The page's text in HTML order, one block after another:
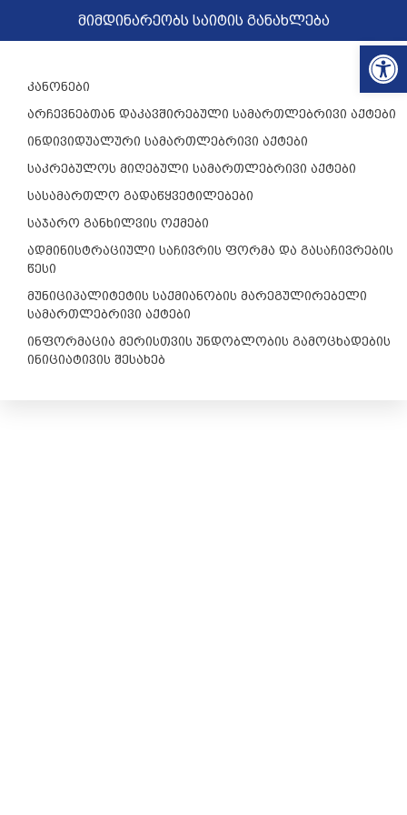
მიმდინარეობს საიტის განახლება
კანონები
არჩევნებთან დაკავშირებული სამართლებრივი აქტები
ინდივიდუალური სამართლებრივი აქტები
საკრებულოს მიღებული სამართლებრივი აქტები
სასამართლო გადაწყვეტილებები
საჯარო განხილვის ოქმები
ადმინისტრაციული საჩივრის ფორმა და გასაჩივრების
წესი
მუნიციპალიტეტის საქმიანობის მარეგულირებელი
სამართლებრივი აქტები
ინფორმაცია მერისთვის უნდობლობის გამოცხადების
ინიციატივის შესახებ